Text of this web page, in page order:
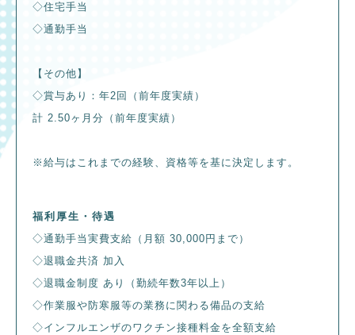
◇住宅手当
◇通勤手当
【その他】
◇賞与あり：年2回（前年度実績）
計 2.50ヶ月分（前年度実績）
※給与はこれまでの経験、資格等を基に決定します。
福利厚生・待遇
◇通勤手当実費支給（月額 30,000円まで）
◇退職金共済 加入
◇退職金制度 あり（勤続年数3年以上）
◇作業服や防寒服等の業務に関わる備品の支給
◇インフルエンザのワクチン接種料金を全額支給